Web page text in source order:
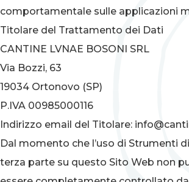
comportamentale sulle applicazioni
Titolare del Trattamento dei Dati
CANTINE LVNAE BOSONI SRL
Via Bozzi, 63
19034 Ortonovo (SP)
P.IVA 00985000116
Indirizzo email del Titolare:
Dal momento che l’uso di Strumenti
terza parte su questo Sito Web non